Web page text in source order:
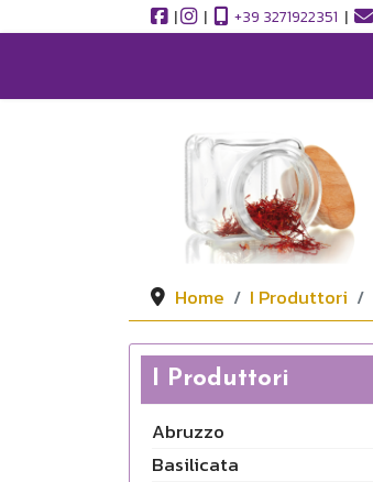
| | +39 3271922351 |
Home I Produttori
I Produttori
Abruzzo
Basilicata